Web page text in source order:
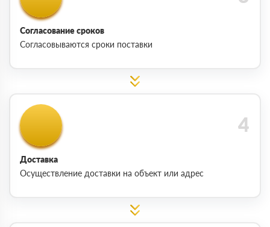
Согласование сроков
Согласовываются сроки поставки
Доставка
Осуществление доставки на объект или адрес